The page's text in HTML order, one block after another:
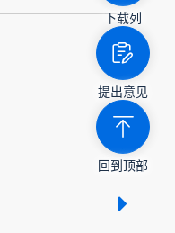
下载列
提出意见
回到顶部